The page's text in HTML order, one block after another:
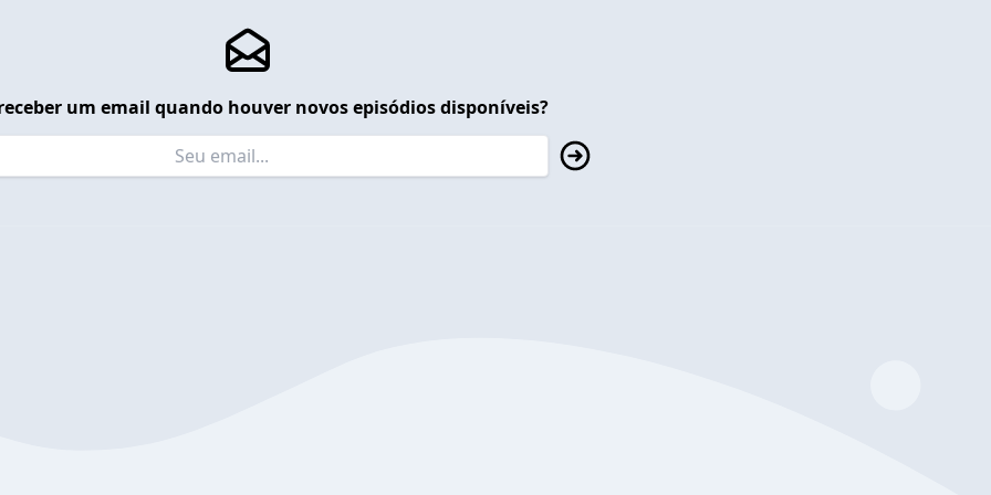
um email quando houver novos episódios disponíveis?